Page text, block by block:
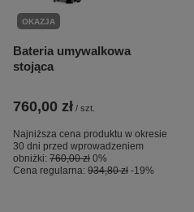
OKAZJA
Bateria umywalkowa
stojąca
760,00 zł / szt.
Najniższa cena produktu w okresie
30 dni przed wprowadzeniem
obniżki: 760,00 zł 0%
Cena regularna: 934,80 zł -19%